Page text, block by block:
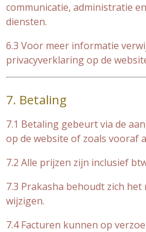
communicatie, administratie
diensten.
6.3 Voor meer informatie
privacyverklaring op de
7. Betaling
7.1 Betaling gebeurt via de
op de website of zoals vooraf
7.2 Alle prijzen zijn inclusief
7.3 Prakasha behoudt zich
wijzigen.
7.4 Facturen kunnen op